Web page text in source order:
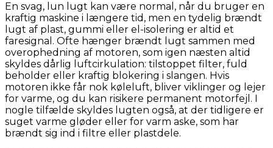
En svag, lun lugt kan være normal, når du bruger en
kraftig maskine i længere tid, men en tydelig brændt
lugt af plast, gummi eller el-isolering er altid et
faresignal. Ofte hænger brændt lugt sammen med
overophedning af motoren, som igen næsten altid
skyldes dårlig luftcirkulation: tilstoppet filter, fuld
beholder eller kraftig blokering i slangen. Hvis
motoren ikke får nok køleluft, bliver viklinger og lejer
for varme, og du kan risikere permanent motorfejl. I
nogle tilfælde skyldes lugten også, at der tidligere er
suget varme gløder eller for varm aske, som har
brændt sig ind i filtre eller plastdele.